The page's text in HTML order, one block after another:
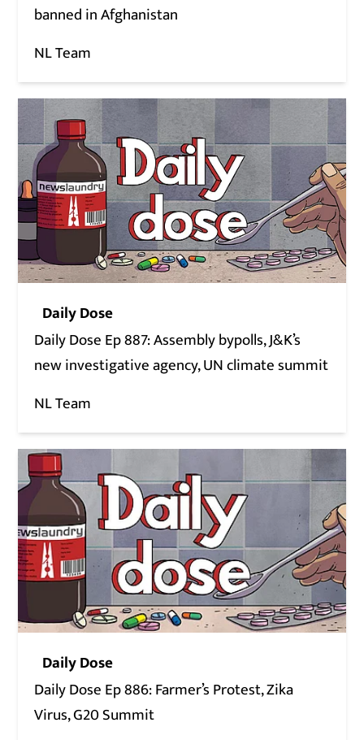
banned in Afghanistan
NL Team
Daily Dose
Daily Dose Ep 887: Assembly bypolls, J&K’s
new investigative agency, UN climate summit
NL Team
Daily Dose
Daily Dose Ep 886: Farmer’s Protest, Zika
Virus, G20 Summit